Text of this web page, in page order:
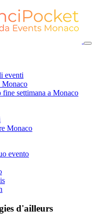
eventi
Monaco
fine settimana a Monaco
Monaco
evento
d'ailleurs